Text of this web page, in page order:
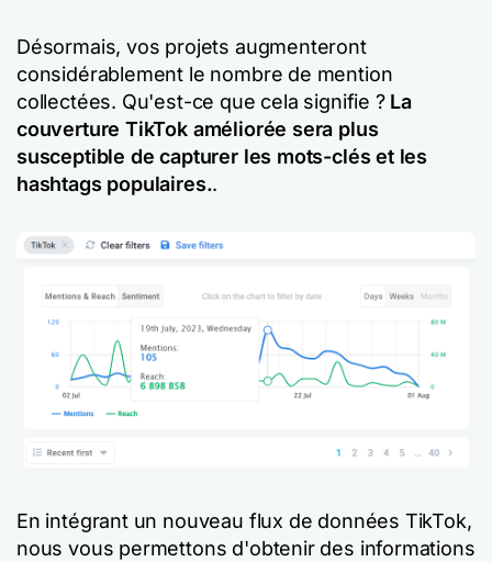
Désormais, vos projets augmenteront
considérablement le nombre de mention
collectées. Qu'est-ce que cela signifie ? La
couverture TikTok améliorée sera plus
susceptible de capturer les mots-clés et les
hashtags populaires..
En intégrant un nouveau flux de données TikTok,
nous vous permettons d'obtenir des informations